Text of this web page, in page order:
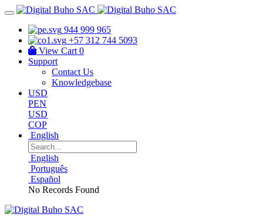
944 999 965
+57 312 744 5093
View Cart 0
Support
Contact Us
Knowledgebase
USD
PEN
USD
COP
English
English
Português
Español
No Records Found